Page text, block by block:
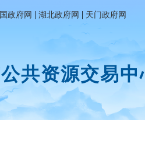
政府网 | 湖北政府网 | 天门政府网
共资源交易中